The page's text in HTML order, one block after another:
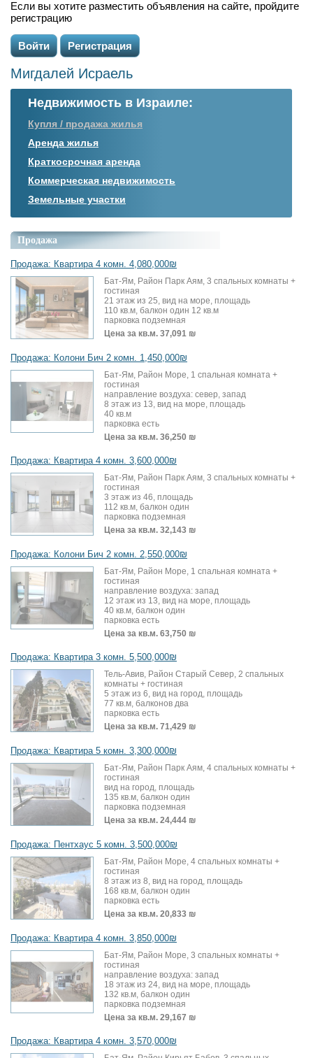
Если вы хотите разместить объявления на сайте, пройдите
регистрацию
Войти Регистрация
Мигдалей Исраель
Недвижимость в Израиле:
Купля / продажа жилья
Аренда жилья
Краткосрочная аренда
Коммерческая недвижимость
Земельные участки
Продажа
Продажа: Квартира 4 комн. 4,080,000₪
Бат-Ям, Район Парк Аям, 3 спальных комнаты +
гостиная
21 этаж из 25, вид на море, площадь
110 кв.м, балкон один 12 кв.м
парковка подземная
Цена за кв.м. 37,091 ₪
Продажа: Колони Бич 2 комн. 1,450,000₪
Бат-Ям, Район Море, 1 спальная комната +
гостиная
направление воздуха: север, запад
8 этаж из 13, вид на море, площадь
40 кв.м
парковка есть
Цена за кв.м. 36,250 ₪
Продажа: Квартира 4 комн. 3,600,000₪
Бат-Ям, Район Парк Аям, 3 спальных комнаты +
гостиная
3 этаж из 46, площадь
112 кв.м, балкон один
парковка подземная
Цена за кв.м. 32,143 ₪
Продажа: Колони Бич 2 комн. 2,550,000₪
Бат-Ям, Район Море, 1 спальная комната +
гостиная
направление воздуха: запад
12 этаж из 13, вид на море, площадь
40 кв.м, балкон один
парковка есть
Цена за кв.м. 63,750 ₪
Продажа: Квартира 3 комн. 5,500,000₪
Тель-Авив, Район Старый Север, 2 спальных
комнаты + гостиная
5 этаж из 6, вид на город, площадь
77 кв.м, балконов два
парковка есть
Цена за кв.м. 71,429 ₪
Продажа: Квартира 5 комн. 3,300,000₪
Бат-Ям, Район Парк Аям, 4 спальных комнаты +
гостиная
вид на город, площадь
135 кв.м, балкон один
парковка подземная
Цена за кв.м. 24,444 ₪
Продажа: Пентхаус 5 комн. 3,500,000₪
Бат-Ям, Район Море, 4 спальных комнаты +
гостиная
8 этаж из 8, вид на город, площадь
168 кв.м, балкон один
парковка есть
Цена за кв.м. 20,833 ₪
Продажа: Квартира 4 комн. 3,850,000₪
Бат-Ям, Район Море, 3 спальных комнаты +
гостиная
направление воздуха: запад
18 этаж из 24, вид на море, площадь
132 кв.м, балкон один
парковка подземная
Цена за кв.м. 29,167 ₪
Продажа: Квартира 4 комн. 3,570,000₪